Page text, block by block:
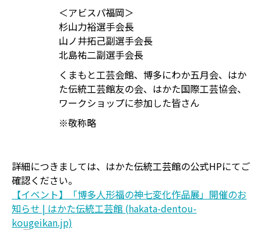
＜アビスパ福岡＞
杉山力裕選手会長
山ノ井拓己副選手会長
北島祐二副選手会長
くまもと工芸会館、博多にわか五月会、はか
た伝統工芸館友の会、はかた国際工芸協会、
ワークショップに参加した皆さん
※敬称略
詳細につきましては、はかた伝統工芸館の公式HPにてご
確認ください。
【イベント】「博多人形福の神七変化作品展」開催のお
知らせ | はかた伝統工芸館 (hakata-dentou-
kougeikan.jp)